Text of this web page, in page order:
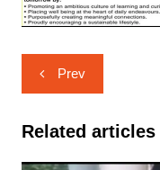
Post
navigation
Prev
Related articles